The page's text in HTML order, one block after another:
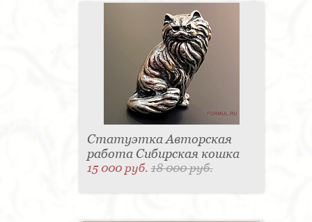
Статуэтка Авторская
работа Сибирская кошка
15 000 руб.18 000 руб.